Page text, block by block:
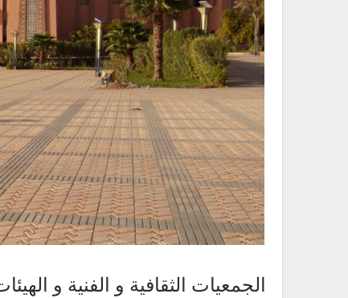
الجمعيات الثقافية و الفنية و